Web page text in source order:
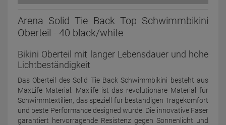
Arena Solid Tie Back Top Schwimmbikini
Oberteil - 40 black/white
Bikini Oberteil mit langer Lebensdauer und hohe
Lichtbeständigkeit
Das Oberteil des Solid Tie Back Schwimmbikini besteht aus
MaxLife Material. Maxlife ist das revolutionäre Material für
Schwimmtextilien, das speziell für beständigen Tragekomfort
und beste Performance designed wurde. Die innovative Faser
garantiert hervorragende Resistenz gegen Sonnenlicht und